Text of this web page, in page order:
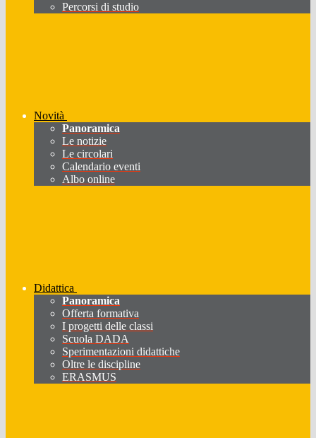
Percorsi di studio
Novità
Panoramica
Le notizie
Le circolari
Calendario eventi
Albo online
Didattica
Panoramica
Offerta formativa
I progetti delle classi
Scuola DADA
Sperimentazioni didattiche
Oltre le discipline
ERASMUS